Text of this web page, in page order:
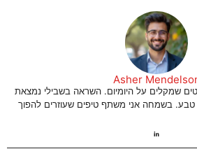
Asher
שמקלים על היומיום. השראה בשבילי נמצאת
טבע. בשמחה אני משתף טיפים שעוזרים להפוך